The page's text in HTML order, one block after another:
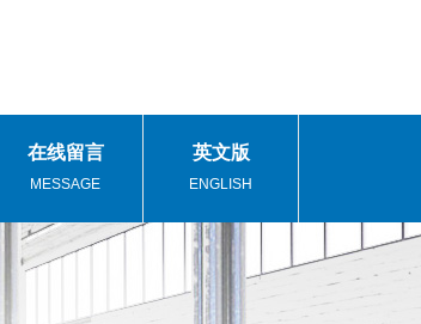
在线留言
MESSAGE
英文版
ENGLISH